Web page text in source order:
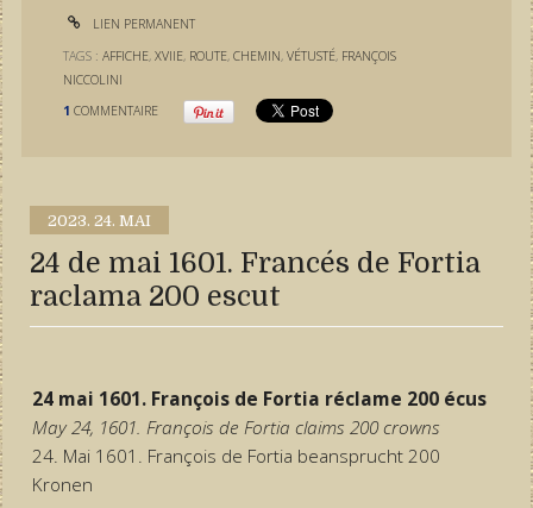
LIEN PERMANENT
TAGS :AFFICHE,XVIIE, ROUTE,CHEMIN,VÉTUSTÉ, FRANÇOIS
NICCOLINI
1 COMMENTAIRE
2023. 24. MAI
24 de mai 1601. Francés de Fortia
raclama 200 escut
24 mai 1601. François de Fortia réclame 200 écus
May 24, 1601. François de Fortia claims 200 crowns
24. Mai 1601. François de Fortia beansprucht 200
Kronen